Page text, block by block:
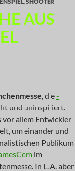
,SHOOTER
AUS
, die-
und uninspiriert.
vor allem Entwickler
um einander und
Publikum
im
In L. A. aber